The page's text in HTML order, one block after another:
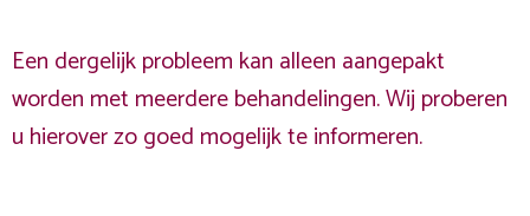
Een dergelijk probleem kan alleen aangepakt
worden met meerdere behandelingen. Wij proberen
u hierover zo goed mogelijk te informeren.